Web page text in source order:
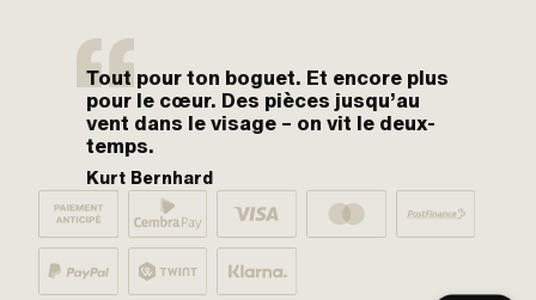
Tout pour ton boguet. Et encore plus
pour le cœur. Des pièces jusqu’au
vent dans le visage – on vit le deux-
temps.
Kurt Bernhard